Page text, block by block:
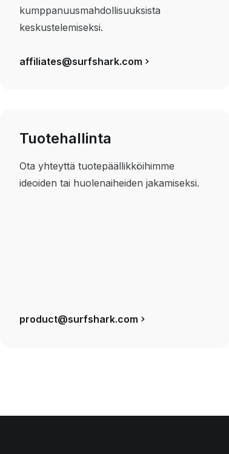
kumppanuusmahdollisuuksista
keskustelemiseksi.
affiliates@surfshark.com
Tuotehallinta
Ota yhteyttä tuotepäällikköihimme
ideoiden tai huolenaiheiden jakamiseksi.
product@surfshark.com